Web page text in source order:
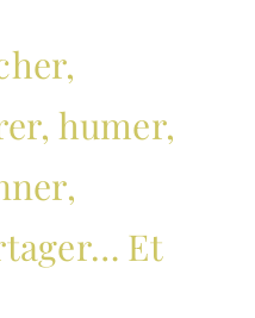
humer,
Et